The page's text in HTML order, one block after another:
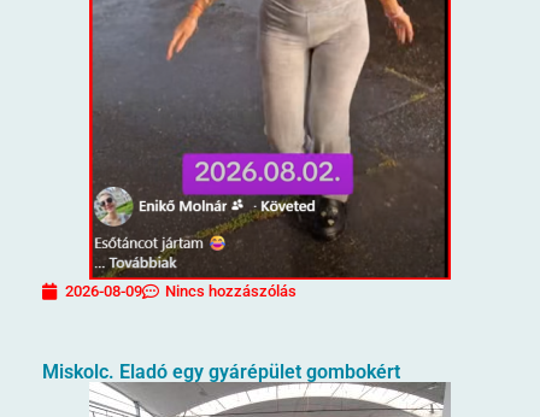
2026-08-09 Nincs hozzászólás
Miskolc. Eladó egy gyárépület gombokért